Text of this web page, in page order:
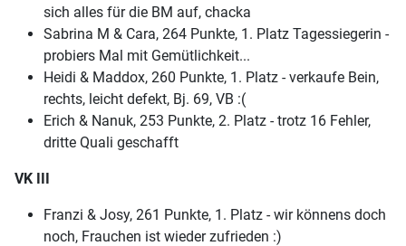
sich alles für die BM auf, chacka
Sabrina M & Cara, 264 Punkte, 1. Platz Tagessiegerin -
probiers Mal mit Gemütlichkeit...
Heidi & Maddox, 260 Punkte, 1. Platz - verkaufe Bein,
rechts, leicht defekt, Bj. 69, VB :(
Erich & Nanuk, 253 Punkte, 2. Platz - trotz 16 Fehler,
dritte Quali geschafft
VK III
Franzi & Josy, 261 Punkte, 1. Platz - wir könnens doch
noch, Frauchen ist wieder zufrieden :)